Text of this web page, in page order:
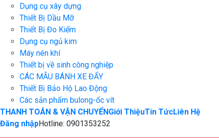
Dụng cụ xây dựng
Thiết Bị Dầu Mỡ
Thiết Bị Đo Kiểm
Dụng cụ ngủ kim
Máy nén khí
Thiết bị về sinh công nghiệp
CÁC MẪU BÁNH XE ĐẨY
Thiết Bị Bảo Hộ Lao Động
Các sản phẩm bulong-ốc vít
THANH TOÁN & VẬN CHUYỂNGiới ThiệuTin TứcLiên Hệ
Đăng nhậpHotline: 0901353252